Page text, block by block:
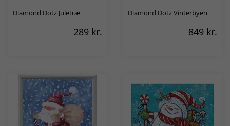
Diamond Dotz Juletræ
289 kr.
Diamond Dotz Vinterbyen
849 kr.